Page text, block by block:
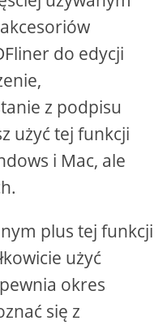
do edycji
z podpisu
użyć tej funkcji
i Mac, ale
plus tej funkcji
użyć
okres
się z